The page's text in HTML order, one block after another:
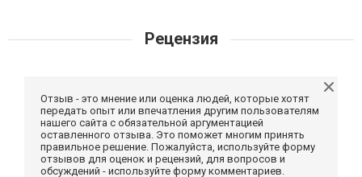
Рецензия
Отзыв - это мнение или оценка людей, которые хотят
передать опыт или впечатления другим пользователям
нашего сайта с обязательной аргументацией
оставленного отзыва. Это поможет многим принять
правильное решение. Пожалуйста, используйте форму
отзывов для оценок и рецензий, для вопросов и
обсуждений - используйте форму комментариев.